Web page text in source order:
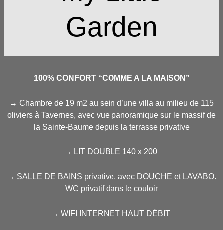
Garden
100% CONFORT “COMME A LA MAISON”
→ Chambre de 19 m2 au sein d’une villa au milieu de 115
oliviers à Tavernes, avec vue panoramique sur le massif de
la Sainte-Baume depuis la terrasse privative
→ LIT DOUBLE 140 x 200
→ SALLE DE BAINS privative, avec DOUCHE et LAVABO.
WC privatif dans le couloir
→ WIFI INTERNET HAUT DÉBIT